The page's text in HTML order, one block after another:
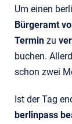
Um einen
Bürgeramt
Termin zu
buchen.
schon zwei
Ist der Tag
berlinpass